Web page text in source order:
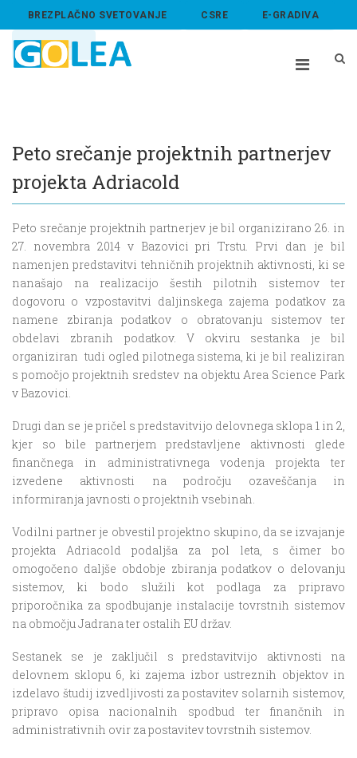
BREZPLAČNO SVETOVANJE CSRE E-GRADIVA
ABOUT US
Peto srečanje projektnih partnerjev
projekta Adriacold
Peto srečanje projektnih partnerjev je bil organizirano 26. in
27. novembra 2014 v Bazovici pri Trstu. Prvi dan je bil
namenjen predstavitvi tehničnih projektnih aktivnosti, ki se
nanašajo na realizacijo šestih pilotnih sistemov ter
dogovoru o vzpostavitvi daljinskega zajema podatkov za
namene zbiranja podatkov o obratovanju sistemov ter
obdelavi zbranih podatkov. V okviru sestanka je bil
organiziran tudi ogled pilotnega sistema, ki je bil realiziran
s pomočjo projektnih sredstev na objektu Area Science Park
v Bazovici.
Drugi dan se je pričel s predstavitvijo delovnega sklopa 1 in 2,
kjer so bile partnerjem predstavljene aktivnosti glede
finančnega in administrativnega vodenja projekta ter
izvedene aktivnosti na področju ozaveščanja in
informiranja javnosti o projektnih vsebinah.
Vodilni partner je obvestil projektno skupino, da se izvajanje
projekta Adriacold podaljša za pol leta, s čimer bo
omogočeno daljše obdobje zbiranja podatkov o delovanju
sistemov, ki bodo služili kot podlaga za pripravo
priporočnika za spodbujanje instalacije tovrstnih sistemov
na območju Jadrana ter ostalih EU držav.
Sestanek se je zaključil s predstavitvijo aktivnosti na
delovnem sklopu 6, ki zajema izbor ustreznih objektov in
izdelavo študij izvedljivosti za postavitev solarnih sistemov,
pripravo opisa nacionalnih spodbud ter finančnih in
administrativnih ovir za postavitev tovrstnih sistemov.